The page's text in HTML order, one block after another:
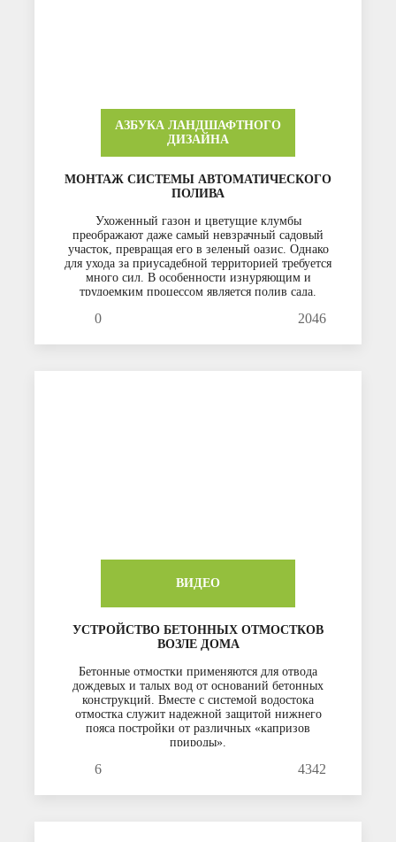
АЗБУКА ЛАНДШАФТНОГО
ДИЗАЙНА
МОНТАЖ СИСТЕМЫ АВТОМАТИЧЕСКОГО
ПОЛИВА
Ухоженный газон и цветущие клумбы
преображают даже самый невзрачный садовый
участок, превращая его в зеленый оазис. Однако
для ухода за приусадебной территорией требуется
много сил. В особенности изнуряющим и
трудоемким процессом является полив сада.
увлекательным, но со временем способно
0 2046
ВИДЕО
УСТРОЙСТВО БЕТОННЫХ ОТМОСТКОВ
ВОЗЛЕ ДОМА
Бетонные отмостки применяются для отвода
дождевых и талых вод от оснований бетонных
конструкций. Вместе с системой водостока
отмостка служит надежной защитой нижнего
пояса постройки от различных «капризов
природы».
6 4342